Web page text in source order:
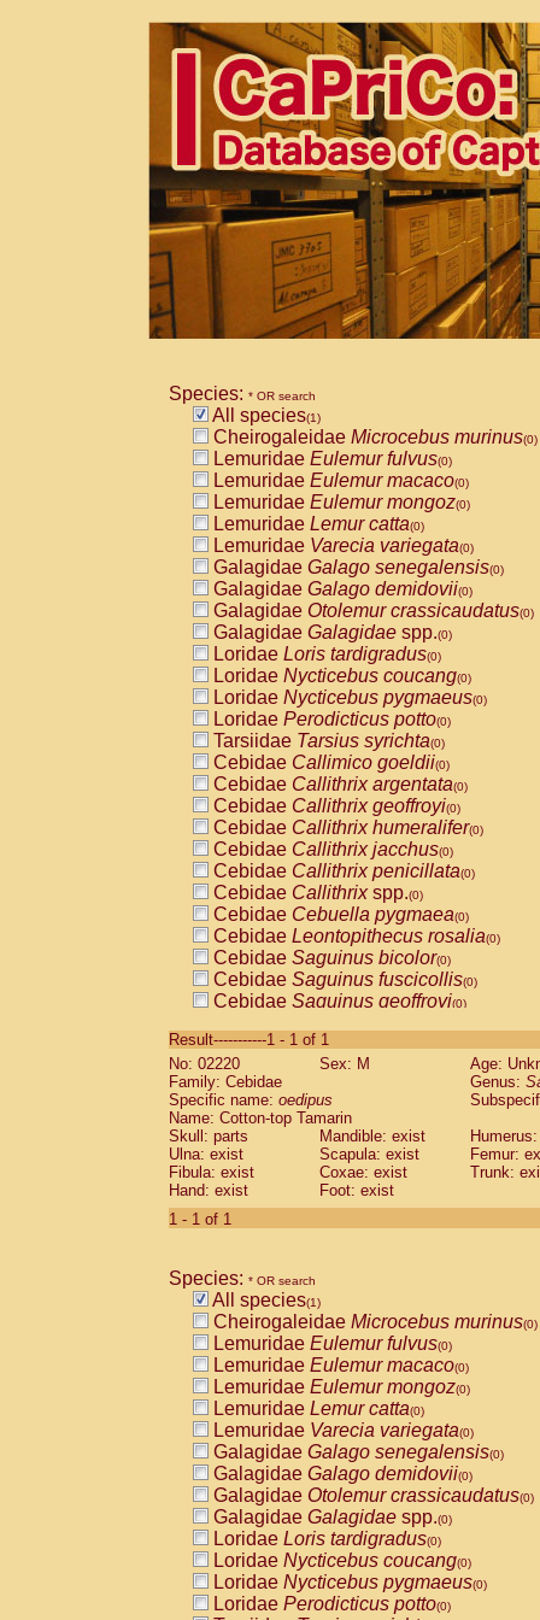
Species: * OR search
All species(1)
Cheirogaleidae Microcebus murinus(0)
Lemuridae Eulemur fulvus(0)
Lemuridae Eulemur macaco(0)
Lemuridae Eulemur mongoz(0)
Lemuridae Lemur catta(0)
Lemuridae Varecia variegata(0)
Galagidae Galago senegalensis(0)
Galagidae Galago demidovii(0)
Galagidae Otolemur crassicaudatus(0)
Galagidae Galagidae spp.(0)
Loridae Loris tardigradus(0)
Loridae Nycticebus coucang(0)
Loridae Nycticebus pygmaeus(0)
Loridae Perodicticus potto(0)
Tarsiidae Tarsius syrichta(0)
Cebidae Callimico goeldii(0)
Cebidae Callithrix argentata(0)
Cebidae Callithrix geoffroyi(0)
Cebidae Callithrix humeralifer(0)
Cebidae Callithrix jacchus(0)
Cebidae Callithrix penicillata(0)
Cebidae Callithrixspp.(0)
Cebidae Cebuella pygmaea(0)
Cebidae Leontopithecus rosalia(0)
Cebidae Saguinus bicolor(0)
Cebidae Saguinus fuscicollis(0)
Cebidae Saguinus geoffroyi(0)
CebidaeSaguinus labiatus(0)
Cebidae Saguinus leucopus (0)
Cebidae
CebidaeSaguinus mystax
Cebidae Saguinus nigricollis (0)
Cebidae Saguinus oedipus
Cebidae Saguinus weddelli
Cebidae Saguinusspp.
Cebidae
CebidaeCebus capucinus
CebidaeCebus nigrivittatus
CebidaeCebus spp.(0)
CebidaeSaimiri boliviensis(0)
CebidaeSaimiri sciureus(0)
AtelidaeAlouatta caraya(0)
AtelidaeAlouatta fusca(0)
AtelidaeAlouatta seniculus(0)
AtelidaeAlouattaspp.(0)
AtelidaeAteles belzebuth(0)
AtelidaeAteles geoffroyi(0)
AtelidaeAteles paniscus(0)
AtelidaeAtelesspp.(0)
AtelidaeLagothrix lagothricha(0)
AtelidaeLagothrix lagothricha cana
PitheciidaeCacajao calvus
Result-----------1 - 1 of 1
No: 02220
Sex: M
Age:
Family: Cebidae
Genus:
Specific name: oedipus
Name: Cotton-top Tamarin
Skull: parts
Mandible: exist
Ulna: exist
Scapula: exist
Femur:
Fibula: exist
Coxae: exist
Trunk:
Hand: exist
Foot: exist
1 - 1 of 1
Species: * OR search
All species(1)
Cheirogaleidae Microcebus murinus(0)
Lemuridae Eulemur fulvus(0)
Lemuridae Eulemur macaco(0)
Lemuridae Eulemur mongoz(0)
Lemuridae Lemur catta(0)
Lemuridae Varecia variegata(0)
Galagidae Galago senegalensis(0)
Galagidae Galago demidovii(0)
Galagidae Otolemur crassicaudatus(0)
Galagidae Galagidae spp.(0)
Loridae Loris tardigradus(0)
Loridae Nycticebus coucang(0)
Loridae Nycticebus pygmaeus(0)
Loridae Perodicticus potto(0)